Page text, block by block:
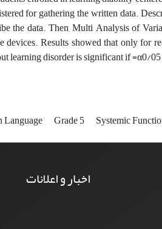
for gathering the written data.
the data. Then, Multi Analysis of
Results showed that only for
learning disorder is significant if =α0/
Language Grade 5 Systemic
اخبار و اعلانات